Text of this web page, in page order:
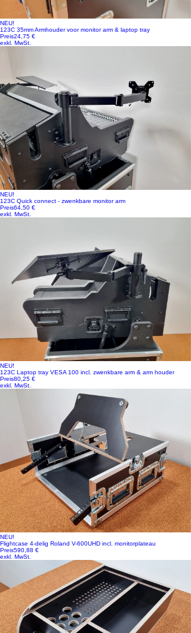
NEU!
123C 35mm Armhouder voor monitor arm & laptop tray
Preis24,75 €
exkl. MwSt.
NEU!
123C Quick connect - zwenkbare monitor arm
Preis64,50 €
exkl. MwSt.
NEU!
123C Laptop tray VESA 100 incl. zwenkbare arm & arm houder
Preis80,25 €
exkl. MwSt.
NEU!
Flightcase 4-delig Roland V-600UHD incl. monitorplateau
Preis590,88 €
exkl. MwSt.